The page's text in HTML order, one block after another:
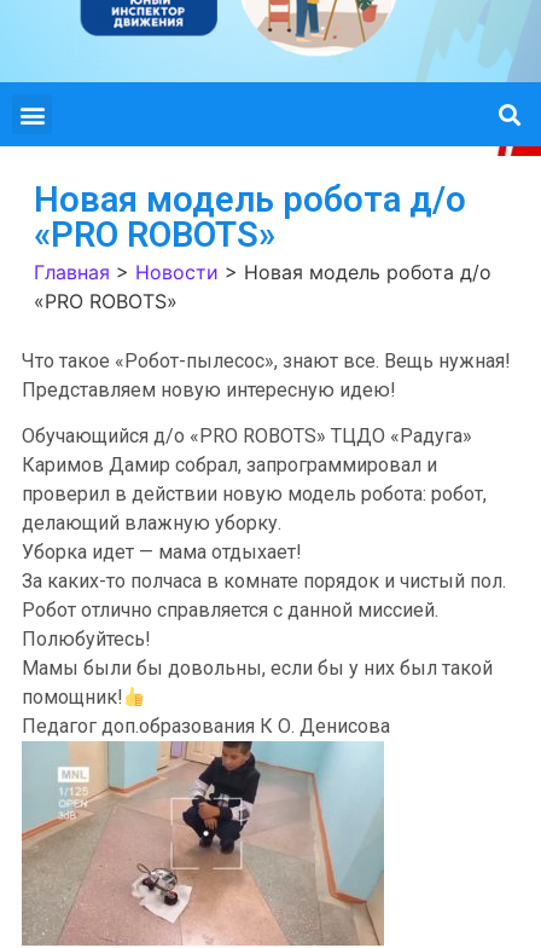
Новая модель робота д/о
«PRO ROBOTS»
Главная > Новости > Новая модель робота д/о
«PRO ROBOTS»
Что такое «Робот-пылесос», знают все. Вещь нужная!
Представляем новую интересную идею!
Обучающийся д/о «PRO ROBOTS» ТЦДО «Радуга»
Каримов Дамир собрал, запрограммировал и
проверил в действии новую модель робота: робот,
делающий влажную уборку.
Уборка идет — мама отдыхает!
За каких-то полчаса в комнате порядок и чистый пол.
Робот отлично справляется с данной миссией.
Полюбуйтесь!
Мамы были бы довольны, если бы у них был такой
помощник!
Педагог доп.образования К О. Денисова